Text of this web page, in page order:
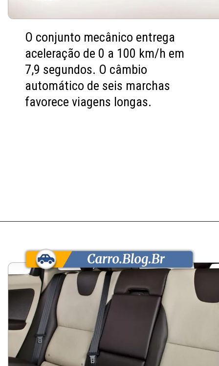
O conjunto mecânico entrega
aceleração de 0 a 100 km/h em
7,9 segundos. O câmbio
automático de seis marchas
favorece viagens longas.